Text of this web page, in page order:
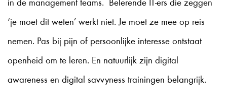
in de management teams. Belerende IT-ers die zeggen
‘je moet dit weten’ werkt niet. Je moet ze mee op reis
nemen. Pas bij pijn of persoonlijke interesse ontstaat
openheid om te leren. En natuurlijk zijn digital
awareness en digital savvyness trainingen belangrijk.